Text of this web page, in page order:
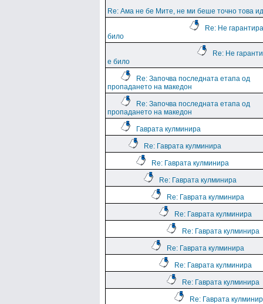
Re: Ама не бе Мите, не ми беше точно това
Re: Не
било
Re: Не
е било
Re: Започва последната етапа од
пропадането на македон
Re: Започва последната етапа од
пропадането на македон
Гаврата кулминира
Re: Гаврата кулминира
Re: Гаврата кулминира
Re: Гаврата кулминира
Re: Гаврата кулминира
Re: Гаврата кулминира
Re: Гаврата кулминира
Re: Гаврата кулминира
Re: Гаврата кулминира
Re: Гаврата кулминира
Re: Гаврата